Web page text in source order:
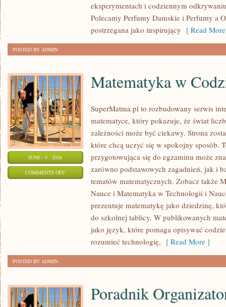
eksperymentach i codziennym
Polecamy Perfumy Damskie i Perfumy a
postrzegana jako inspirujący [ Read
POSTED BY ADMIN
JUNE - 9 - 2026
COMMENTS OFFON
MATEMATYKA
CODZIENNYM
Matematyka w
SuperMatma.pl to rozbudowany serwis
matematyce, który pokazuje, że świat
zależności może być ciekawy. Strona
które chcą uczyć się w spokojny sposób.
przygotowująca się do egzaminu może
zarówno podstawowych zagadnień, jak i
tematów matematycznych. Zobacz także
Nauce i Matematyka w Technologii i
prezentuje matematykę jako dziedzinę,
do szkolnej tablicy. W publikowanych
jako język, które pomaga opisywać
rozumieć technologię, [ Read More ]
POSTED BY ADMIN
Poradnik